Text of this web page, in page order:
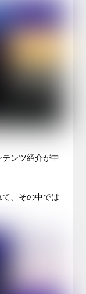
ンツ紹介が中
、その中では